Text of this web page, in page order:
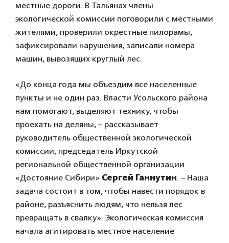
местные дороги. В Тальянах члены
экологической комиссии поговорили с местными
жителями, проверили окрестные пилорамы,
зафиксировали нарушения, записали номера
машин, вывозящих круглый лес.
«До конца года мы объездим все населенные
пункты и не один раз. Власти Усольского района
нам помогают, выделяют технику, чтобы
проехать на деляны, – рассказывает
руководитель общественной экологической
комиссии, председатель Иркутской
региональной общественной организации
«Достояние Сибири» Сергей Ганнутин. – Наша
задача состоит в том, чтобы навести порядок в
районе, разъяснить людям, что нельзя лес
превращать в свалку». Экологическая комиссия
начала агитировать местное население